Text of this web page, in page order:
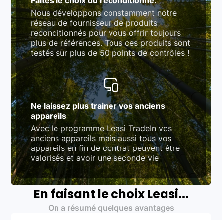
Nous développons constamment notre
réseau de fournisseur de produits
reconditionnés pour vous offrir toujours
plus de références. Tous ces produits sont
testés sur plus de 50 points de contrôles !
Ne laissez plus trainer vos anciens
appareils
Avec le programme Leasi TradeIn vos
anciens appareils mais aussi tous vos
appareils en fin de contrat peuvent être
valorisés et avoir une seconde vie
En faisant le choix Leasi...
On a résumé quelques avantages